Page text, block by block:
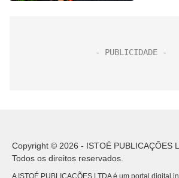
Copyright © 2026 - ISTOÉ PUBLICAÇÕES
Todos os direitos reservados.
A ISTOÉ PUBLICAÇÕES LTDA é um portal digital